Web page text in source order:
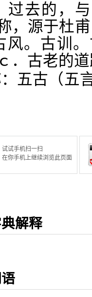
去的，与
，源于杜
风。古训
．古老的
五古（五
试试手机扫一扫
在你手机上继续浏览此页面
解释